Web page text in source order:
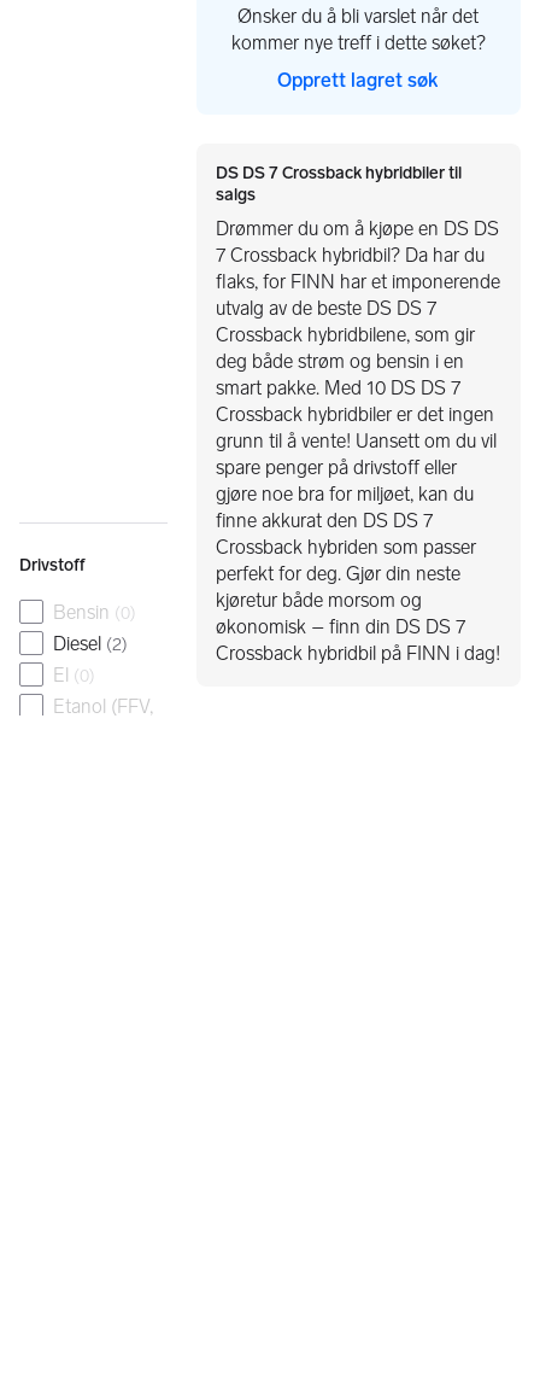
Drivstoff
Bensin (0)
Diesel (2)
El (0)
Etanol (FFV,
Ønsker du å bli varslet når det
kommer nye treff i dette søket?
Opprett lagret søk
DS DS 7 Crossback hybridbiler til
salgs
Drømmer du om å kjøpe en DS DS
7 Crossback hybridbil? Da har du
flaks, for FINN har et imponerende
utvalg av de beste DS DS 7
Crossback hybridbilene, som gir
deg både strøm og bensin i en
smart pakke. Med 10 DS DS 7
Crossback hybridbiler er det ingen
grunn til å vente! Uansett om du vil
spare penger på drivstoff eller
gjøre noe bra for miljøet, kan du
finne akkurat den DS DS 7
Crossback hybriden som passer
perfekt for deg. Gjør din neste
kjøretur både morsom og
økonomisk – finn din DS DS 7
Crossback hybridbil på FINN i dag!